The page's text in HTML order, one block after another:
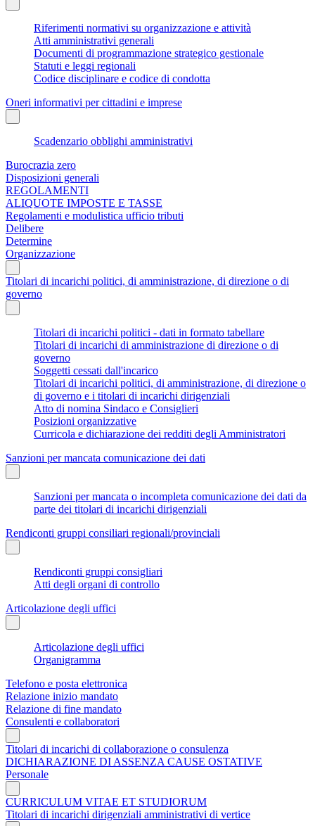
Riferimenti normativi su organizzazione e attività
Atti amministrativi generali
Documenti di programmazione strategico gestionale
Statuti e leggi regionali
Codice disciplinare e codice di condotta
Oneri informativi per cittadini e imprese
Scadenzario obblighi amministrativi
Burocrazia zero
Disposizioni generali
REGOLAMENTI
ALIQUOTE IMPOSTE E TASSE
Regolamenti e modulistica ufficio tributi
Delibere
Determine
Organizzazione
Titolari di incarichi politici, di amministrazione, di direzione o di
governo
Titolari di incarichi politici - dati in formato tabellare
Titolari di incarichi di amministrazione di direzione o di
governo
Soggetti cessati dall'incarico
Titolari di incarichi politici, di amministrazione, di direzione o
di governo e i titolari di incarichi dirigenziali
Atto di nomina Sindaco e Consiglieri
Posizioni organizzative
Curricola e dichiarazione dei redditi degli Amministratori
Sanzioni per mancata comunicazione dei dati
Sanzioni per mancata o incompleta comunicazione dei dati da
parte dei titolari di incarichi dirigenziali
Rendiconti gruppi consiliari regionali/provinciali
Rendiconti gruppi consigliari
Atti degli organi di controllo
Articolazione degli uffici
Articolazione degli uffici
Organigramma
Telefono e posta elettronica
Relazione inizio mandato
Relazione di fine mandato
Consulenti e collaboratori
Titolari di incarichi di collaborazione o consulenza
DICHIARAZIONE DI ASSENZA CAUSE OSTATIVE
Personale
CURRICULUM VITAE ET STUDIORUM
Titolari di incarichi dirigenziali amministrativi di vertice